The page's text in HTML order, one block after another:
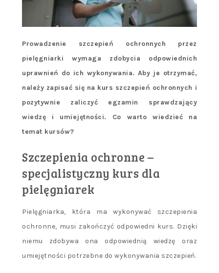
Prowadzenie szczepień ochronnych przez
pielęgniarki wymaga zdobycia odpowiednich
uprawnień do ich wykonywania. Aby je otrzymać,
należy zapisać się na kurs szczepień ochronnych i
pozytywnie zaliczyć egzamin sprawdzający
wiedzę i umiejętności. Co warto wiedzieć na
temat kursów?
Szczepienia ochronne –
specjalistyczny kurs dla
pielęgniarek
Pielęgniarka, która ma wykonywać szczepienia
ochronne, musi zakończyć odpowiedni kurs. Dzięki
niemu zdobywa ona odpowiednią wiedzę oraz
umiejętności potrzebne do wykonywania szczepień.